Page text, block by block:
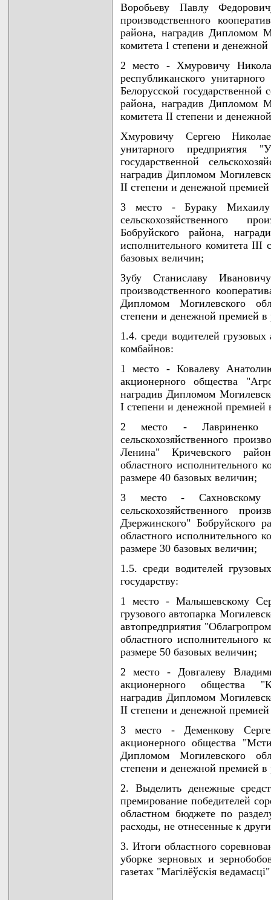
Воробьеву Павлу
производственного
района, наградив Дипломом
комитета I степени и
2 место - Хмуровичу
республиканского
Белорусской государственной
района, наградив Дипломом
комитета II степени и
Хмуровичу Сергею
унитарного предприятия
государственной
наградив Дипломом
II степени и денежной
3 место - Бураку Михаилу
сельскохозяйственного
Бобруйского района,
исполнительного комитета III
базовых величин;
Зубу Станиславу
производственного
Дипломом Могилевского
степени и денежной премией в
1.4. среди водителей
комбайнов:
1 место - Ковалеву
акционерного общества
наградив Дипломом
I степени и денежной премией
2 место - Лавриненко
сельскохозяйственного
Ленина" Кричевского
областного исполнительного
размере 40 базовых величин;
3 место - Сахновскому
сельскохозяйственного
Дзержинского" Бобруйского
областного исполнительного
размере 30 базовых величин;
1.5. среди водителей
государству:
1 место - Малышевскому
грузового автопарка
автопредприятия
областного
размере 50 базовых величин;
2 место - Довгалеву
акционерного общества
наградив Дипломом
II степени и денежной
3 место - Деменкову
акционерного общества
Дипломом Могилевского
степени и денежной премией в
2. Выделить денежные
премирование победителей
областном бюджете по
расходы, не отнесенные к
3. Итоги областного
уборке зерновых и
газетах "Магiлёўскiя